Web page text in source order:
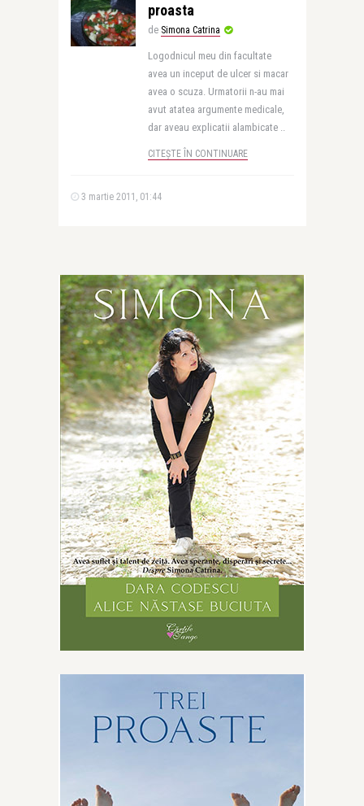
proasta
de Simona Catrina
Logodnicul meu din facultate
avea un inceput de ulcer si macar
avea o scuza. Urmatorii n-au mai
avut atatea argumente medicale,
dar aveau explicatii alambicate ..
CITEȘTE ÎN CONTINUARE
3 martie 2011, 01:44